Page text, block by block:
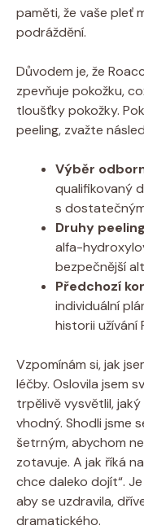
paměti, že vaše pleť
podráždění.
Důvodem je, že
zpevňuje pokožku,
tloušťky pokožky.
peeling, zvažte
Výběr
qualifikovaný
s
Druhy
alfa-
bezpečnější
Předchozí
individuální
historii užívání
Vzpomínám si, jak
léčby. Oslovila jsem
trpělivě vysvětlil,
vhodný. Shodli jsme
šetrným, abychom
zotavuje. A jak říká
chce daleko dojít“.
aby se uzdravila,
dramatického.